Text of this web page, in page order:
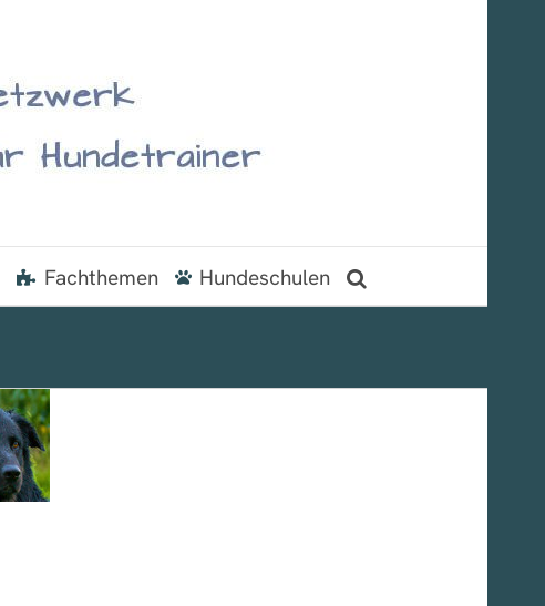
Fachthemen Hundeschulen